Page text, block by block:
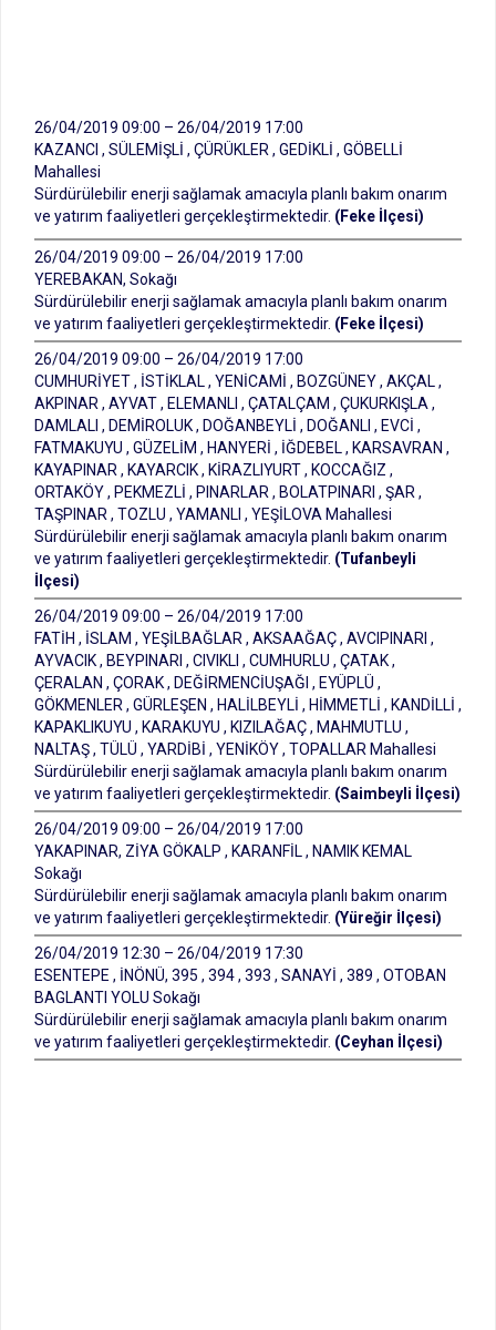
26/04/2019 09:00 – 26/04/2019 17:00
KAZANCI , SÜLEMİŞLİ , ÇÜRÜKLER , GEDİKLİ , GÖBELLİ
Mahallesi
Sürdürülebilir enerji sağlamak amacıyla planlı bakım onarım
ve yatırım faaliyetleri gerçekleştirmektedir. (Feke İlçesi)
26/04/2019 09:00 – 26/04/2019 17:00
YEREBAKAN, Sokağı
Sürdürülebilir enerji sağlamak amacıyla planlı bakım onarım
ve yatırım faaliyetleri gerçekleştirmektedir. (Feke İlçesi)
26/04/2019 09:00 – 26/04/2019 17:00
CUMHURİYET , İSTİKLAL , YENİCAMİ , BOZGÜNEY , AKÇAL ,
AKPINAR , AYVAT , ELEMANLI , ÇATALÇAM , ÇUKURKIŞLA ,
DAMLALI , DEMİROLUK , DOĞANBEYLİ , DOĞANLI , EVCİ ,
FATMAKUYU , GÜZELİM , HANYERİ , İĞDEBEL , KARSAVRAN ,
KAYAPINAR , KAYARCIK , KİRAZLIYURT , KOCCAĞIZ ,
ORTAKÖY , PEKMEZLİ , PINARLAR , BOLATPINARI , ŞAR ,
TAŞPINAR , TOZLU , YAMANLI , YEŞİLOVA Mahallesi
Sürdürülebilir enerji sağlamak amacıyla planlı bakım onarım
ve yatırım faaliyetleri gerçekleştirmektedir. (Tufanbeyli
İlçesi)
26/04/2019 09:00 – 26/04/2019 17:00
FATİH , İSLAM , YEŞİLBAĞLAR , AKSAAĞAÇ , AVCIPINARI ,
AYVACIK , BEYPINARI , CIVIKLI , CUMHURLU , ÇATAK ,
ÇERALAN , ÇORAK , DEĞİRMENCİUŞAĞI , EYÜPLÜ ,
GÖKMENLER , GÜRLEŞEN , HALİLBEYLİ , HİMMETLİ , KANDİLLİ ,
KAPAKLIKUYU , KARAKUYU , KIZILAĞAÇ , MAHMUTLU ,
NALTAŞ , TÜLÜ , YARDİBİ , YENİKÖY , TOPALLAR Mahallesi
Sürdürülebilir enerji sağlamak amacıyla planlı bakım onarım
ve yatırım faaliyetleri gerçekleştirmektedir. (Saimbeyli İlçesi)
26/04/2019 09:00 – 26/04/2019 17:00
YAKAPINAR, ZİYA GÖKALP , KARANFİL , NAMIK KEMAL
Sokağı
Sürdürülebilir enerji sağlamak amacıyla planlı bakım onarım
ve yatırım faaliyetleri gerçekleştirmektedir. (Yüreğir İlçesi)
26/04/2019 12:30 – 26/04/2019 17:30
ESENTEPE , İNÖNÜ, 395 , 394 , 393 , SANAYİ , 389 , OTOBAN
BAGLANTI YOLU Sokağı
Sürdürülebilir enerji sağlamak amacıyla planlı bakım onarım
ve yatırım faaliyetleri gerçekleştirmektedir. (Ceyhan İlçesi)